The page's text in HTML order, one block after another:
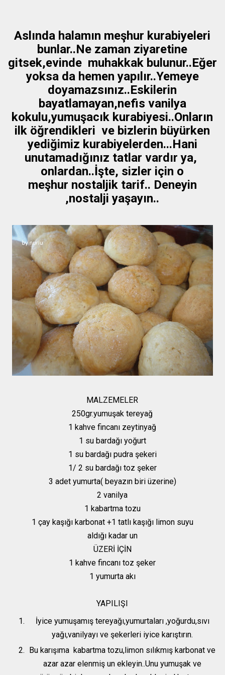
Aslında halamın meşhur kurabiyeleri
bunlar..Ne zaman ziyaretine
gitsek,evinde muhakkak bulunur..Eğer
yoksa da hemen yapılır..Yemeye
doyamazsınız..Eskilerin
bayatlamayan,nefis vanilya
kokulu,yumuşacık kurabiyesi..Onların
ilk öğrendikleri ve bizlerin büyürken
yediğimiz kurabiyelerden...Hani
unutamadığınız tatlar vardır ya,
onlardan..İşte, sizler için o
meşhur nostaljik tarif.. Deneyin
,nostalji yaşayın..
MALZEMELER
250gr.yumuşak tereyağ
1 kahve fincanı zeytinyağ
1 su bardağı yoğurt
1 su bardağı pudra şekeri
1/ 2 su bardağı toz şeker
3 adet yumurta( beyazın biri üzerine)
2 vanilya
1 kabartma tozu
1 çay kaşığı karbonat +1 tatlı kaşığı limon suyu
aldığı kadar un
ÜZERİ İÇİN
1 kahve fincanı toz şeker
1 yumurta akı
YAPILIŞI
İyice yumuşamış tereyağı,yumurtaları ,yoğurdu,sıvı
yağı,vanilyayı ve şekerleri iyice karıştırın.
Bu karışıma kabartma tozu,limon sılıkmış karbonat ve
azar azar elenmiş un ekleyin..Unu yumuşak ve